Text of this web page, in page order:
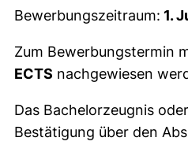
Bewerbungszeitraum: 1.
Zum Bewerbungstermin
ECTS nachgewiesen
Das Bachelorzeugnis
Bestätigung über den